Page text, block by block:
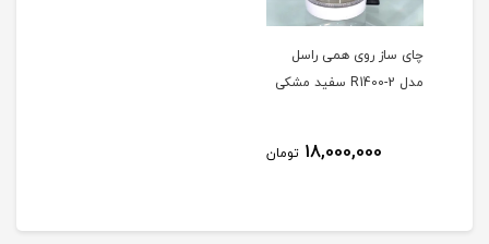
چای ساز روی همی راسل
مدل R1400-2 سفید مشکی
18,000,000 تومان